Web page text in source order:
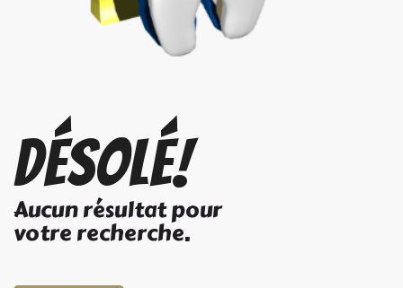
Désolé!
Aucun résultat pour
votre recherche.